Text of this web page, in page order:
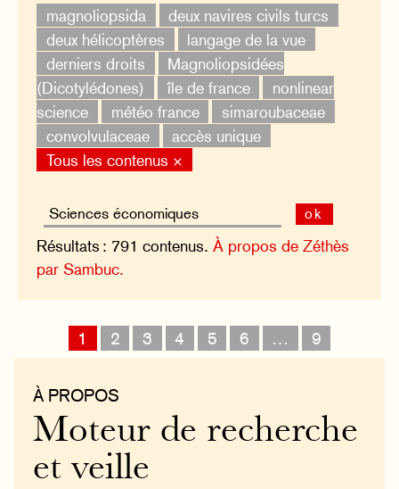
magnoliopsida
deux navires civils turcs
deux hélicoptères
langage de la vue
derniers droits
Magnoliopsidées
(Dicotylédones)
île de france
nonlinear
science
météo france
simaroubaceae
convolvulaceae
accès unique
Tous les contenus ×
ok
Résultats : 791 contenus.À propos de Zéthès
par Sambuc.
1 2 3 4 5 6 … 9
À PROPOS
Moteur de recherche
et veille